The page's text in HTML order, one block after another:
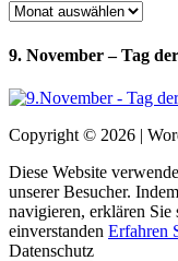
Archiv
9. November – Tag
Copyright © 2026 |
Diese Website
unserer Besucher.
navigieren, erklären Sie
einverstanden Erfahren
Datenschutz